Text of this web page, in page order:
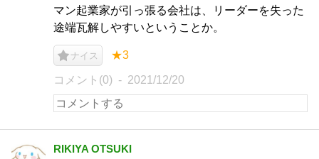
マン起業家が引っ張る会社は、リーダーを失った
途端瓦解しやすいということか。
ナイス ★3
コメント(0) 2021/12/20
RIKIYA OTSUKI